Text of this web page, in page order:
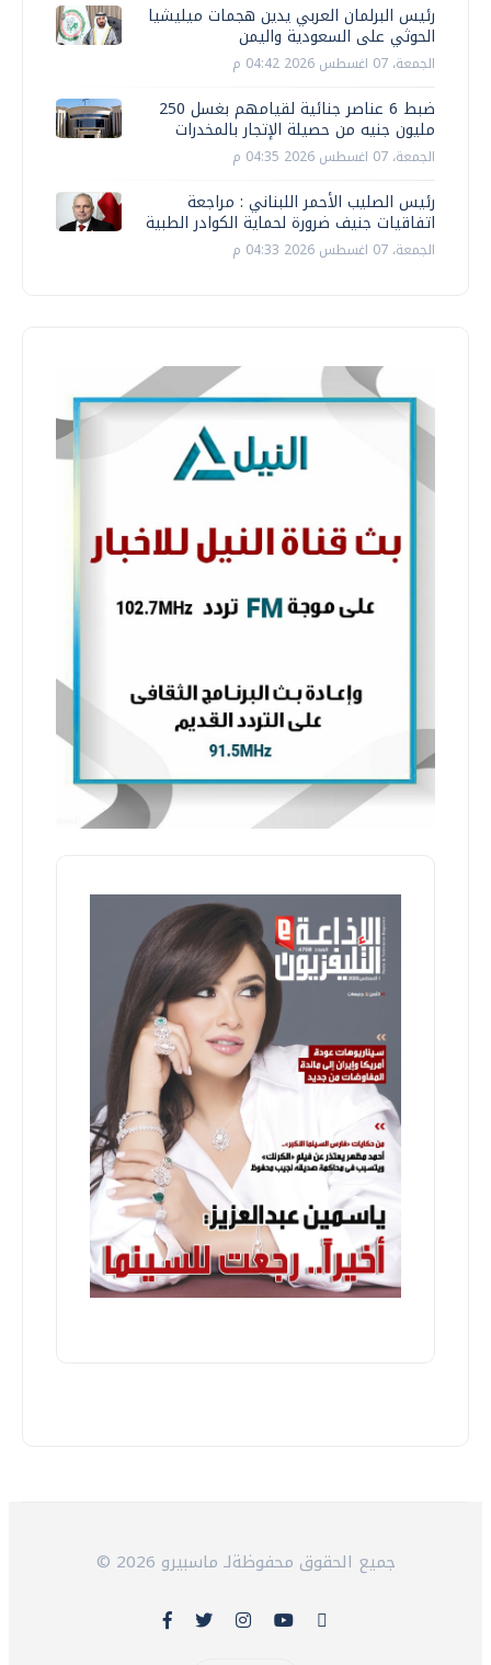
رئيس البرلمان العربي يدين هجمات ميليشيا
الحوثي على السعودية واليمن
الجمعة، 07 اغسطس 2026 04:42 م
ضبط 6 عناصر جنائية لقيامهم بغسل 250
مليون جنيه من حصيلة الإتجار بالمخدرات
الجمعة، 07 اغسطس 2026 04:35 م
رئيس الصليب الأحمر اللبناني : مراجعة
اتفاقيات جنيف ضرورة لحماية الكوادر الطبية
الجمعة، 07 اغسطس 2026 04:33 م
© 2026 جميع الحقوق محفوظةلـ ماسبيرو